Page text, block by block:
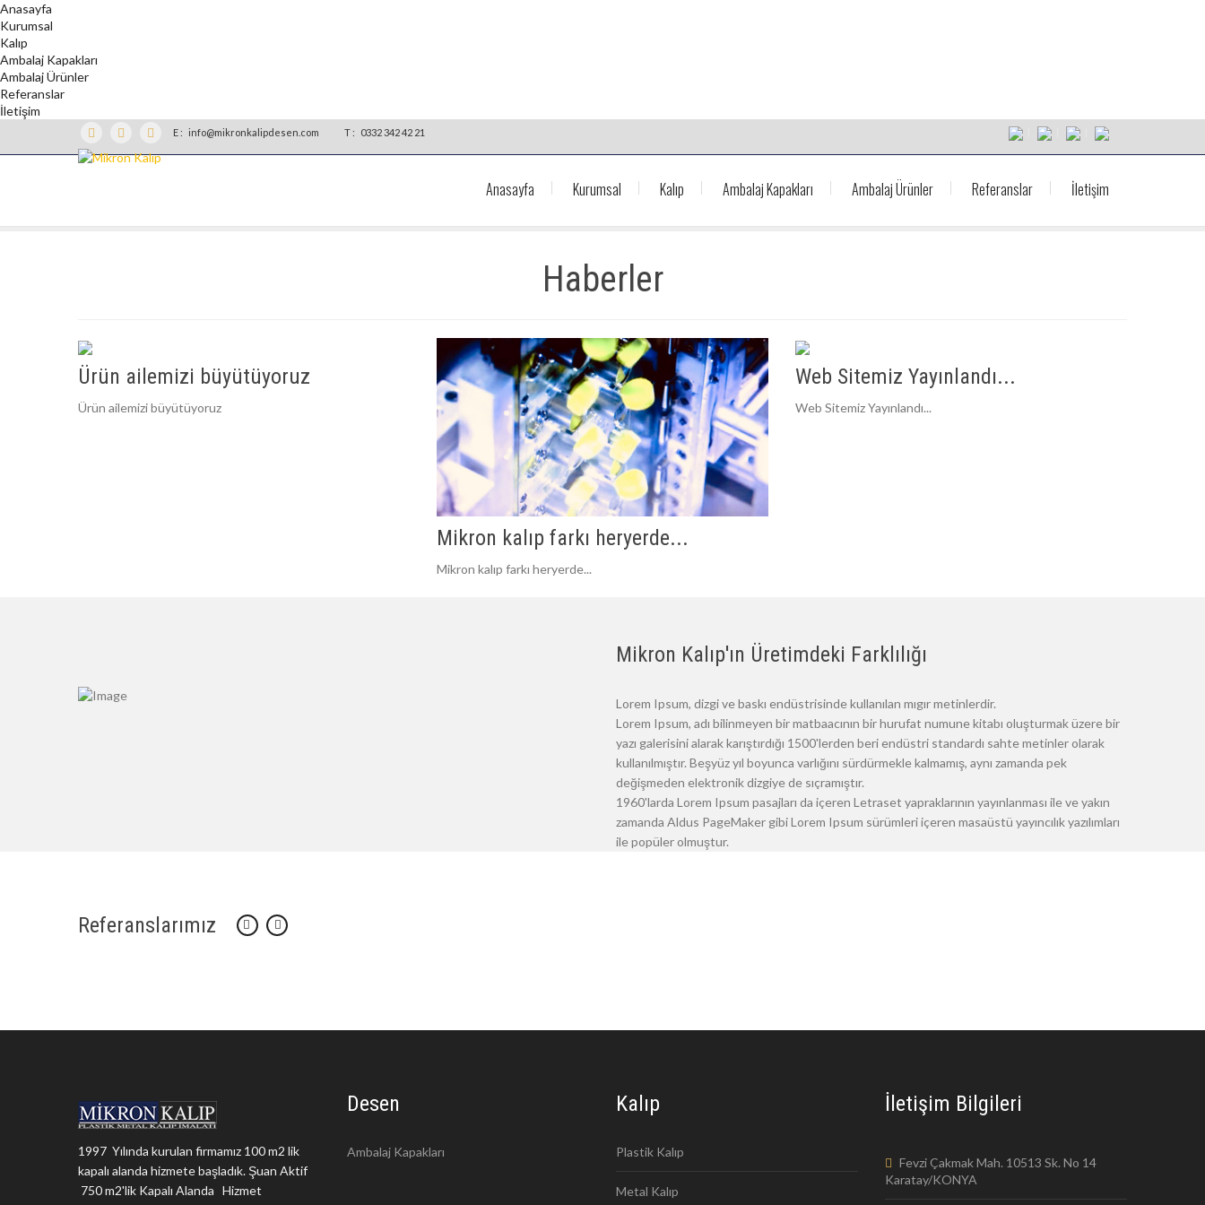
Anasayfa
Kurumsal
Kalıp
Ambalaj Kapakları
Ambalaj Ürünler
Referanslar
İletişim
E : info@mikronkalipdesen.com T : 0332 342 42 21
Anasayfa Kurumsal Kalıp Ambalaj Kapakları Ambalaj Ürünler Referanslar İletişim
Haberler
Ürün ailemizi büyütüyoruz
Ürün ailemizi büyütüyoruz
Mikron kalıp farkı heryerde...
Mikron kalıp farkı heryerde...
Web Sitemiz Yayınlandı...
Web Sitemiz Yayınlandı...
Mikron Kalıp'ın Üretimdeki Farklılığı
Lorem Ipsum, dizgi ve baskı endüstrisinde kullanılan mıgır metinlerdir.
Lorem Ipsum, adı bilinmeyen bir matbaacının bir hurufat numune kitabı oluşturmak üzere bir
yazı galerisini alarak karıştırdığı 1500'lerden beri endüstri standardı sahte metinler olarak
kullanılmıştır. Beşyüz yıl boyunca varlığını sürdürmekle kalmamış, aynı zamanda pek
değişmeden elektronik dizgiye de sıçramıştır.
1960'larda Lorem Ipsum pasajları da içeren Letraset yapraklarının yayınlanması ile ve yakın
zamanda Aldus PageMaker gibi Lorem Ipsum sürümleri içeren masaüstü yayıncılık yazılımları
ile popüler olmuştur.
Referanslarımız
1997 Yılında kurulan firmamız 100 m2 lik
kapalı alanda hizmete başladık. Şuan Aktif
750 m2'lik Kapalı Alanda Hizmet
Desen
Ambalaj Kapakları
Kalıp
Plastik Kalıp
Metal Kalıp
İletişim Bilgileri
Fevzi Çakmak Mah. 10513 Sk. No 14
Karatay/KONYA